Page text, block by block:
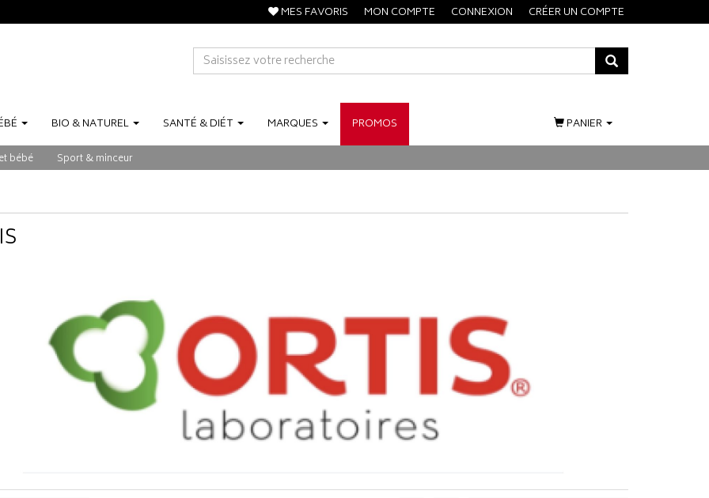
MES FAVORIS MON COMPTE CONNEXION CRÉER UN COMPTE
BIO &NATUREL SANTÉ &DIÉT MARQUES PROMOS
bébé Sport & minceur
PANIER